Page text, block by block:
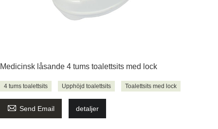
Medicinsk låsande 4 tums toalettsits med lock
4 tums toalettsits Upphöjd toalettsits Toalettsits med lock
 Send Email detaljer